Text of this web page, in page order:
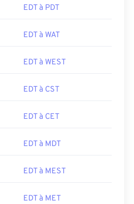
EDT à PDT
EDT à WAT
EDT à WEST
EDT à CST
EDT à CET
EDT à MDT
EDT à MEST
EDT à MET